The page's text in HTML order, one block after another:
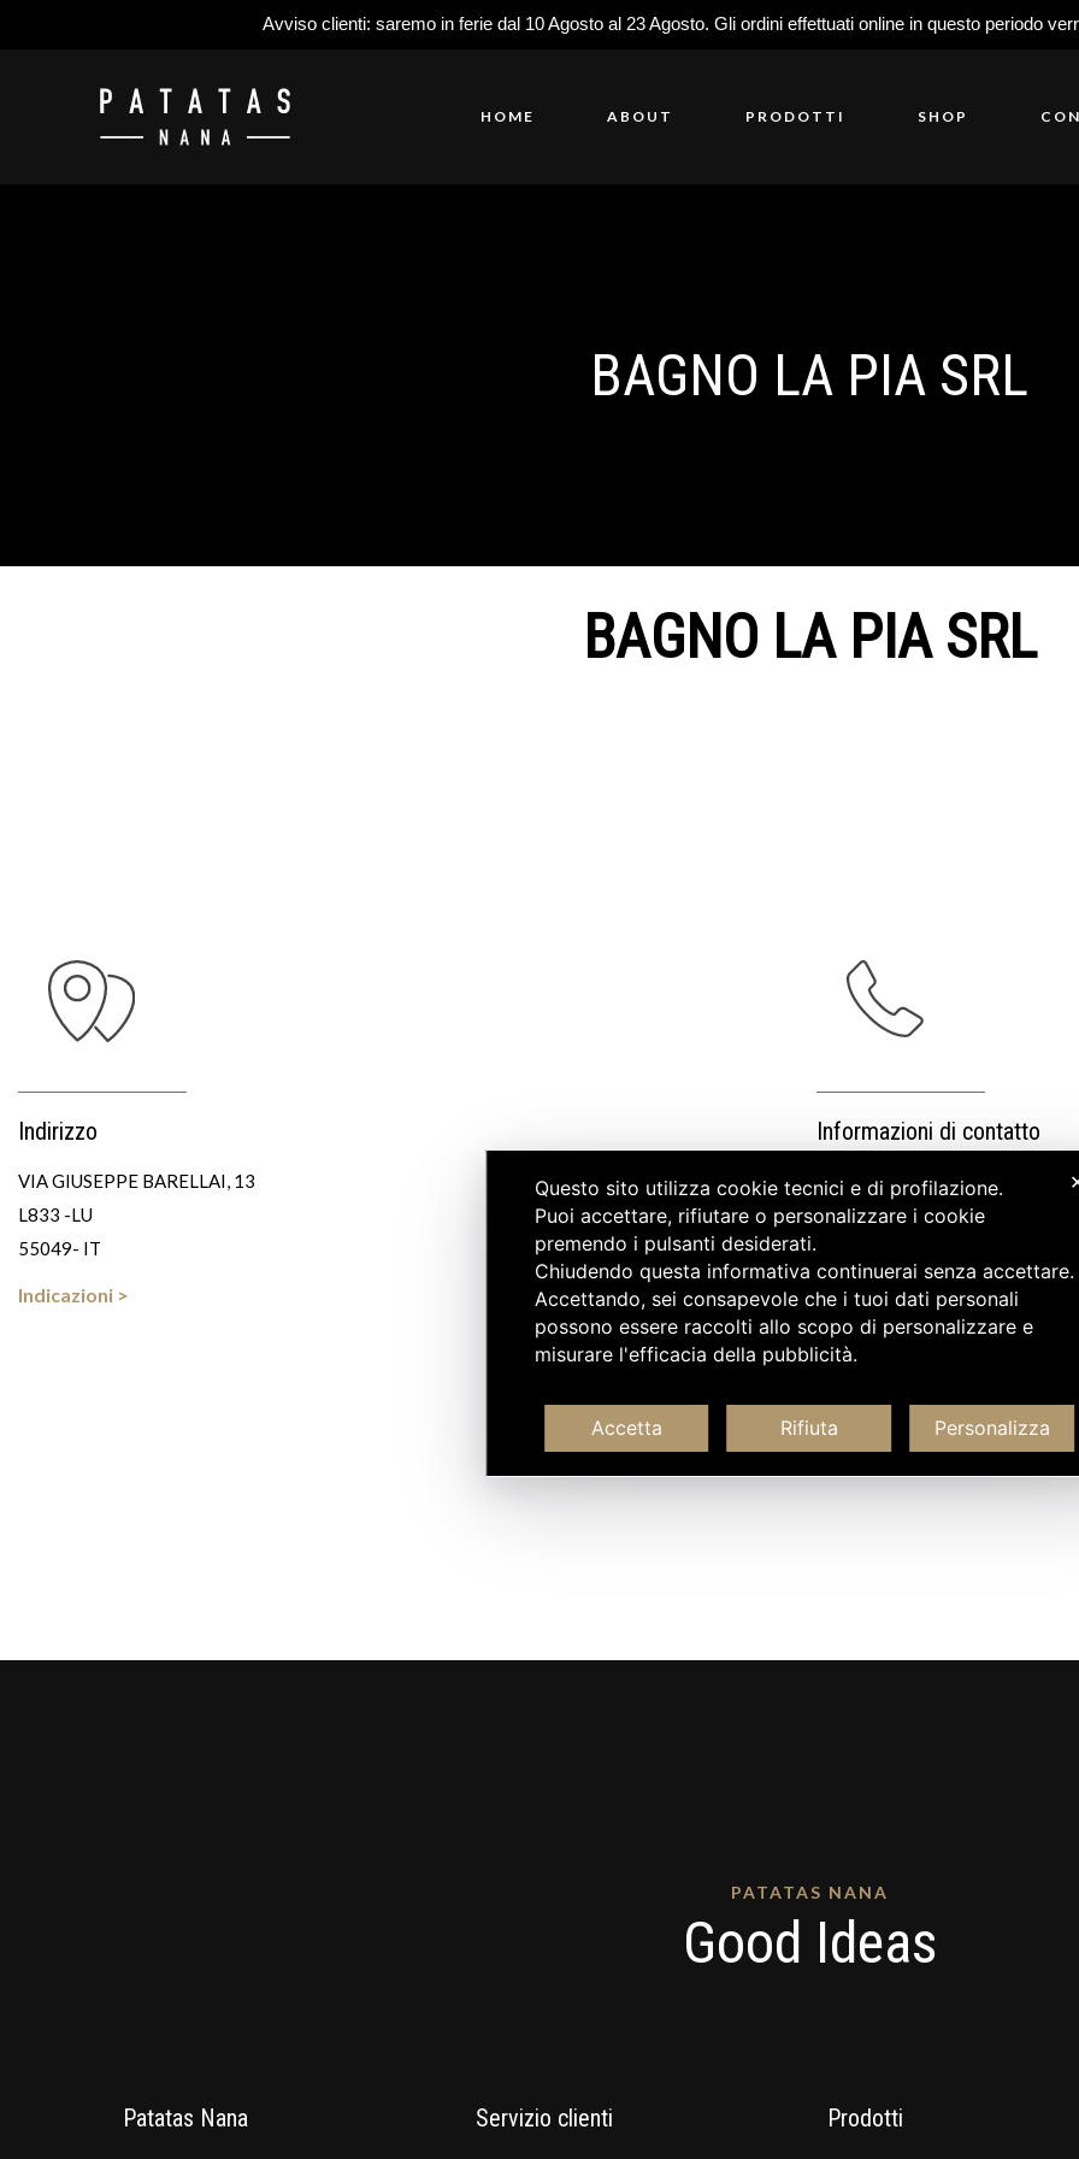
Avviso clienti: saremo in ferie dal 10 Agosto al 23 Agosto. Gli ordini effettuati online in questo periodo
HOME ABOUT PRODOTTI SHOP
BAGNO LA PIA SRL
BAGNO LA PIA SRL
Indirizzo
VIA GIUSEPPE BARELLAI, 13
L833 -LU
55049- IT
Indicazioni >
Informazioni di contatto
Questo sito utilizza cookie tecnici e di profilazione.
Puoi accettare, rifiutare o personalizzare i cookie
premendo i pulsanti desiderati.
Chiudendo questa informativa continuerai senza
Accettando, sei consapevole che i tuoi dati personali
possono essere raccolti allo scopo di personalizzare e
misurare l'efficacia della pubblicità.
Accetta Rifiuta Personalizza
PATATAS NANA
Good Ideas
Patatas Nana Servizio clienti Prodotti